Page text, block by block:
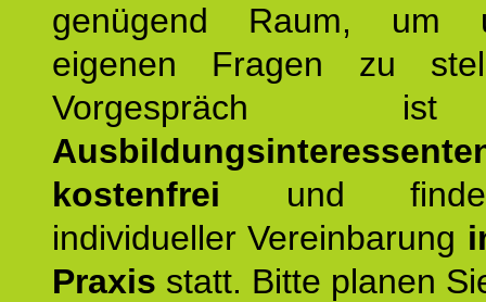
genügend Raum, um
eigenen Fragen zu
kostenfrei und
individueller Vereinbarung
Praxis statt. Bitte planen